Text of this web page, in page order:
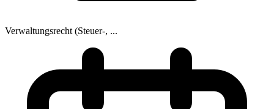
Verwaltungsrecht (Steuer-, ...